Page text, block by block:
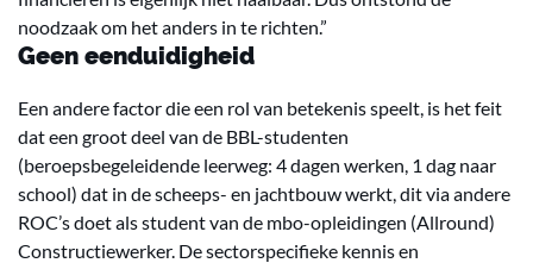
noodzaak om het anders in te richten.”
Geen eenduidigheid
Een andere factor die een rol van betekenis speelt, is het feit
dat een groot deel van de BBL-studenten
(beroepsbegeleidende leerweg: 4 dagen werken, 1 dag naar
school) dat in de scheeps- en jachtbouw werkt, dit via andere
ROC’s doet als student van de mbo-opleidingen (Allround)
Constructiewerker. De sectorspecifieke kennis en